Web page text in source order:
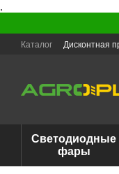
Каталог Дисконтная
Светодиодные
фары